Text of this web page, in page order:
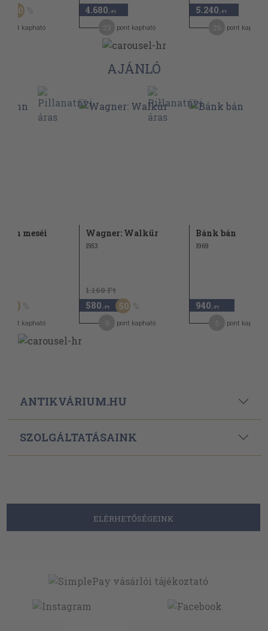
50
pont kapható
4.680 ,-Ft
pont kapható
5.240 ,-Ft
pont kapható
AJÁNLÓ
meséi
50
pont kapható
Wagner: Walkür
1953
1.160 Ft
580 ,-Ft 50
pont kapható
Bánk bán
1969
940 ,-Ft
pont kapható
ANTIKVÁRIUM.HU
SZOLGÁLTATÁSAINK
ELÉRHETŐSÉGEINK